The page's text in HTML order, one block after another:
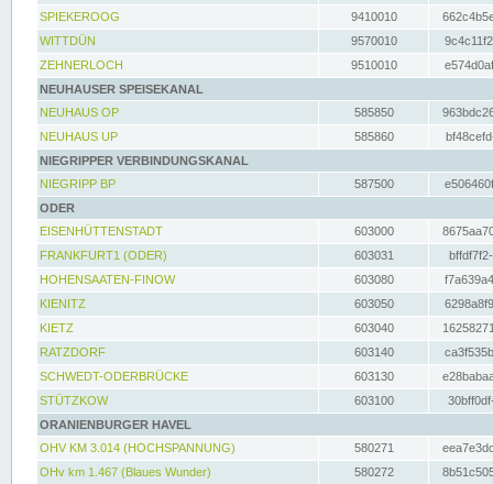
SPIEKEROOG
9410010
WITTDÜN
9570010
ZEHNERLOCH
9510010
NEUHAUSER SPEISEKANAL
NEUHAUS OP
585850
NEUHAUS UP
585860
NIEGRIPPER VERBINDUNGSKANAL
NIEGRIPP BP
587500
ODER
EISENHÜTTENSTADT
603000
FRANKFURT1 (ODER)
603031
HOHENSAATEN-FINOW
603080
KIENITZ
603050
KIETZ
603040
RATZDORF
603140
SCHWEDT-ODERBRÜCKE
603130
STÜTZKOW
603100
ORANIENBURGER HAVEL
OHV KM 3.014 (HOCHSPANNUNG)
580271
OHv km 1.467 (Blaues Wunder)
580272